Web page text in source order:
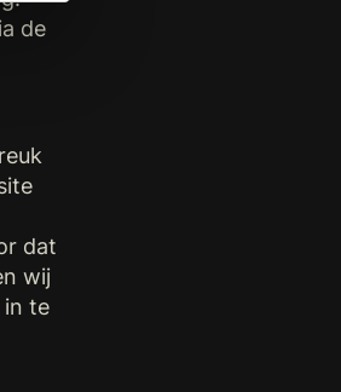
de
dat
wij
in te